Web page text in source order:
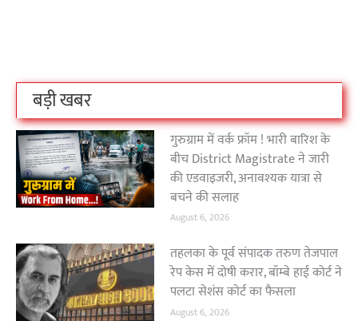
बड़ी खबर
गुरुग्राम में वर्क फ्रॉम ! भारी बारिश के
बीच District Magistrate ने जारी
की एडवाइजरी, अनावश्यक यात्रा से
बचने की सलाह
August 6, 2026
तहलका के पूर्व संपादक तरुण तेजपाल
रेप केस में दोषी करार, बॉम्बे हाई कोर्ट ने
पलटा सेशंस कोर्ट का फैसला
August 6, 2026